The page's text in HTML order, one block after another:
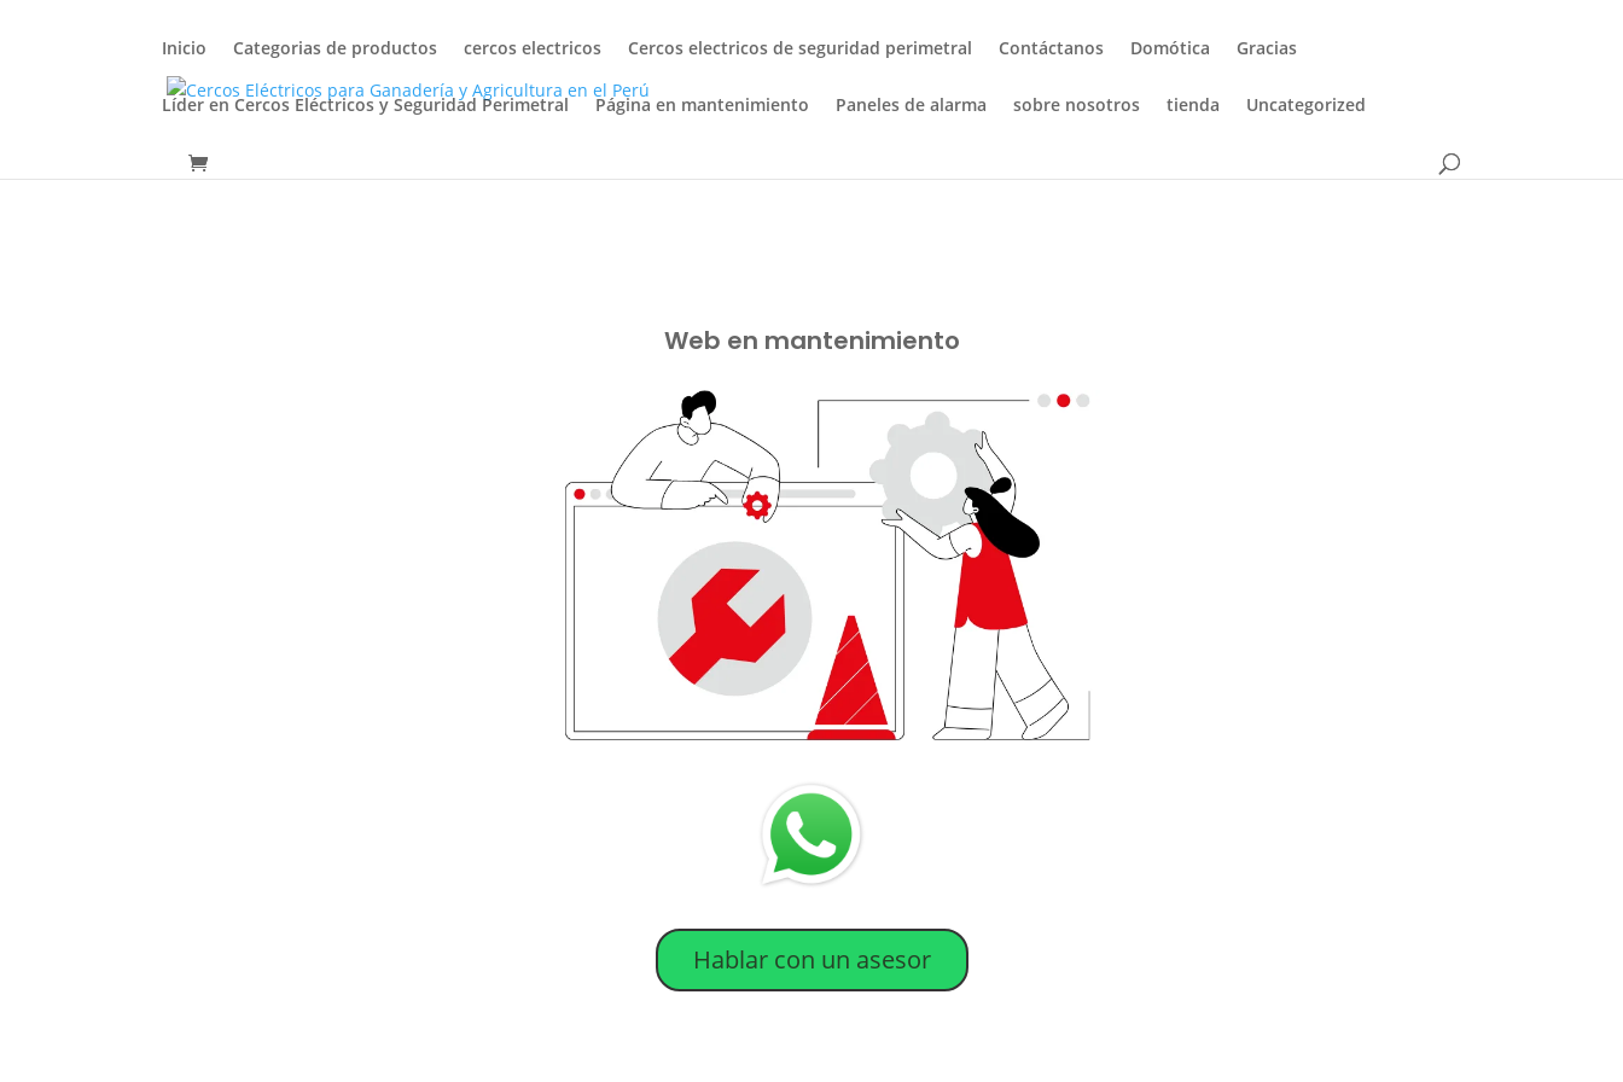
Inicio Categorias de productos cercos electricos Cercos electricos de seguridad perimetral Contáctanos Domótica Gracias
Líder en Cercos Eléctricos y Seguridad Perimetral Página en mantenimiento Paneles de alarma sobre nosotros tienda Uncategorized
Web en mantenimiento
Hablar con un asesor